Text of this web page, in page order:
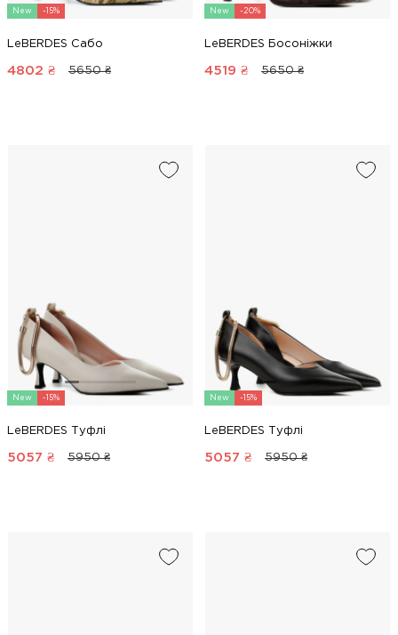
New -15%
LeBERDES Сабо
4802 ₴ 5650 ₴
New -20%
LeBERDES Босоніжки
4519 ₴ 5650 ₴
New -15%
LeBERDES Туфлі
5057 ₴ 5950 ₴
New -15%
LeBERDES Туфлі
5057 ₴ 5950 ₴